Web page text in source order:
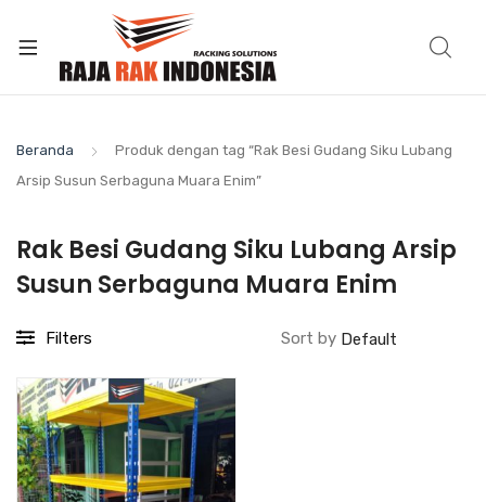
Beranda
Produk dengan tag “Rak Besi Gudang Siku Lubang
Arsip Susun Serbaguna Muara Enim”
Rak Besi Gudang Siku Lubang Arsip
Susun Serbaguna Muara Enim
Filters Sort by